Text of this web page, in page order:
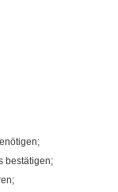
bestätigen;